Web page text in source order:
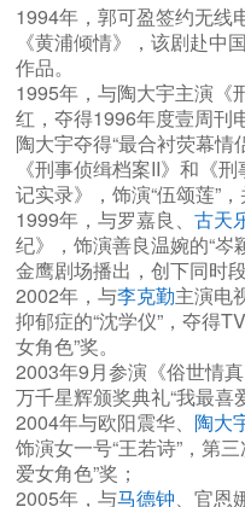
1994年，郭可盈签约无线
《黄浦倾情》，该剧赴中
作品。
1995年，与陶大宇主演《
红，夺得1996年度壹周刊
陶大宇夺得“最合衬荧幕
《刑事侦缉档案II》和《
记实录》，饰演“伍颂莲”
1999年，与罗嘉良、 古天
纪》，饰演善良温婉的“岑
金鹰剧场播出，创下同时
2002年，与李克勤主演电
抑郁症的“沈学仪”，夺得
女角色”奖。
2003年9月参演《俗世情
万千星辉颁奖典礼“我最喜
2004年与欧阳震华、 陶大
饰演女一号“王若诗”，第
爱女角色”奖；
2005年，与马德钟、官恩